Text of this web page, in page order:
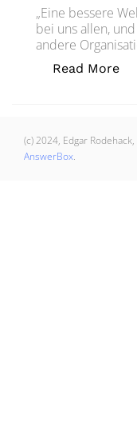
„Eine bessere
bei uns allen,
andere
Read More
(c) 2024, Edgar
AnswerBox.